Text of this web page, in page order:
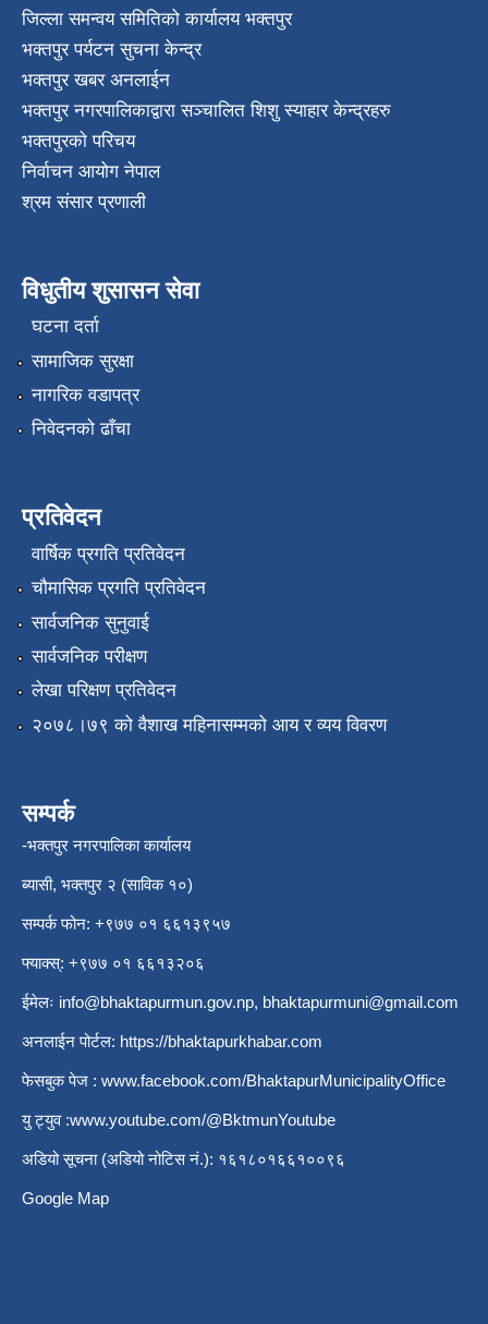
जिल्ला समन्वय समितिको कार्यालय भक्तपुर
भक्तपुर पर्यटन सुचना केन्द्र
भक्तपुर खबर अनलाईन
भक्तपुर नगरपालिकाद्वारा सञ्चालित शिशु स्याहार केन्द्रहरु
भक्तपुरकाे परिचय
निर्वाचन आयोग नेपाल
श्रम संसार प्रणाली
विधुतीय शुसासन सेवा
घटना दर्ता
सामाजिक सुरक्षा
नागरिक वडापत्र
निवेदनको ढाँचा
प्रतिवेदन
वार्षिक प्रगति प्रतिवेदन
चौमासिक प्रगति प्रतिवेदन
सार्वजनिक सुनुवाई
सार्वजनिक परीक्षण
लेखा परिक्षण प्रतिवेदन
२०७८।७९ को वैशाख महिनासम्मको आय र व्यय विवरण
सम्पर्क
-भक्तपुर नगरपालिका कार्यालय
ब्यासी, भक्तपुर २ (साविक १०)
सम्पर्क फोन: +९७७ ०१ ६६१३९५७
फ्याक्स्: +९७७ ०१ ६६१३२०६
ईमेलः info@bhaktapurmun.gov.np, bhaktapurmuni@gmail.com
अनलाईन पोर्टल: https://bhaktapurkhabar.com
फेसबुक पेज : www.facebook.com/BhaktapurMunicipalityOffice
यु ट्युव :www.youtube.com/@BktmunYoutube
अडियो सूचना (अडियो नोटिस नं.): १६१८०१६६१००९६
Google Map